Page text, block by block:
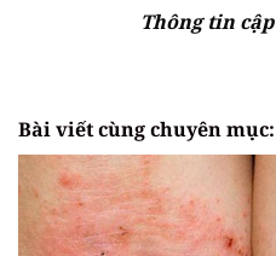
Thông tin
Bài viết cùng chuyên mục: